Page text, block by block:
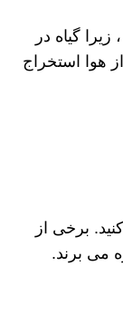
گیاه در
هوا استخراج
برخی از
می برند.